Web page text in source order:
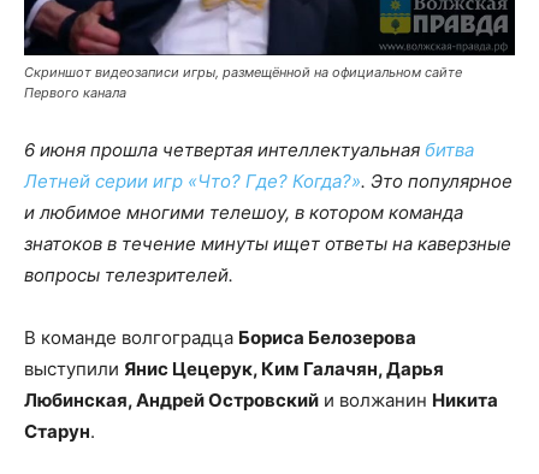
Скриншот видеозаписи игры, размещённой на официальном сайте
Первого канала
6 июня прошла четвертая интеллектуальная битва
Летней серии игр «Что? Где? Когда?». Это популярное
и любимое многими телешоу, в котором команда
знатоков в течение минуты ищет ответы на каверзные
вопросы телезрителей.
В команде волгоградца Бориса Белозерова
выступили Янис Цецерук, Ким Галачян, Дарья
Любинская, Андрей Островский и волжанин Никита
Старун.